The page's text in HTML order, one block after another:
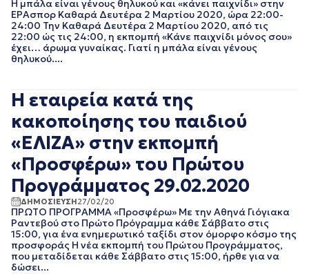
ΑΠΡΙΛΙΟΣ 2023
ΜΑΡΤΙΟΣ 2023
ΦΕΒΡΟΥΑΡΙΟΣ 2023
ΟΚΤΩΒΡΙΟΣ 2022
ΑΥΓΟΥΣΤΟΣ 2022
ΙΟΥΛΙΟΣ 2022
ΙΟΥΝΙΟΣ 2022
ΜΑΙΟΣ 2022
ΑΠΡΙΛΙΟΣ 2022
ΦΕΒΡΟΥΑΡΙΟΣ 2022
ΙΑΝΟΥΑΡΙΟΣ 2022
ΔΕΚΕΜΒΡΙΟΣ 2021
ΝΟΕΜΒΡΙΟΣ 2021
Η μπάλα είναι γένους θηλυκού και «κάνει παιχνίδι» στην
ΕΡΑσπορ Καθαρά Δευτέρα 2 Μαρτίου 2020, ώρα 22:00-
24:00 Την Καθαρά Δευτέρα 2 Μαρτίου 2020, από τις
22:00 ώς τις 24:00, η εκπομπή «Κάνε παιχνίδι μόνος σου»
έχει… άρωμα γυναίκας. Γιατί η μπάλα είναι γένους
θηλυκού....
Η εταιρεία κατά της
κακοποίησης του παιδιού
«ΕΛΙΖΑ» στην εκπομπή
«Προσφέρω» του Πρώτου
Προγράμματος 29.02.2020
ΔΗΜΟΣΙΕΥΣΗ27/02/20
ΠΡΩΤΟ ΠΡΟΓΡΑΜΜΑ «Προσφέρω» Με την Αθηνά Γιόγιακα
Ραντεβού στο Πρώτο Πρόγραμμα κάθε Σάββατο στις
15:00, για ένα ενημερωτικό ταξίδι στον όμορφο κόσμο της
προσφοράς Η νέα εκπομπή του Πρώτου Προγράμματος,
που μεταδίδεται κάθε Σάββατο στις 15:00, ήρθε για να
δώσει...